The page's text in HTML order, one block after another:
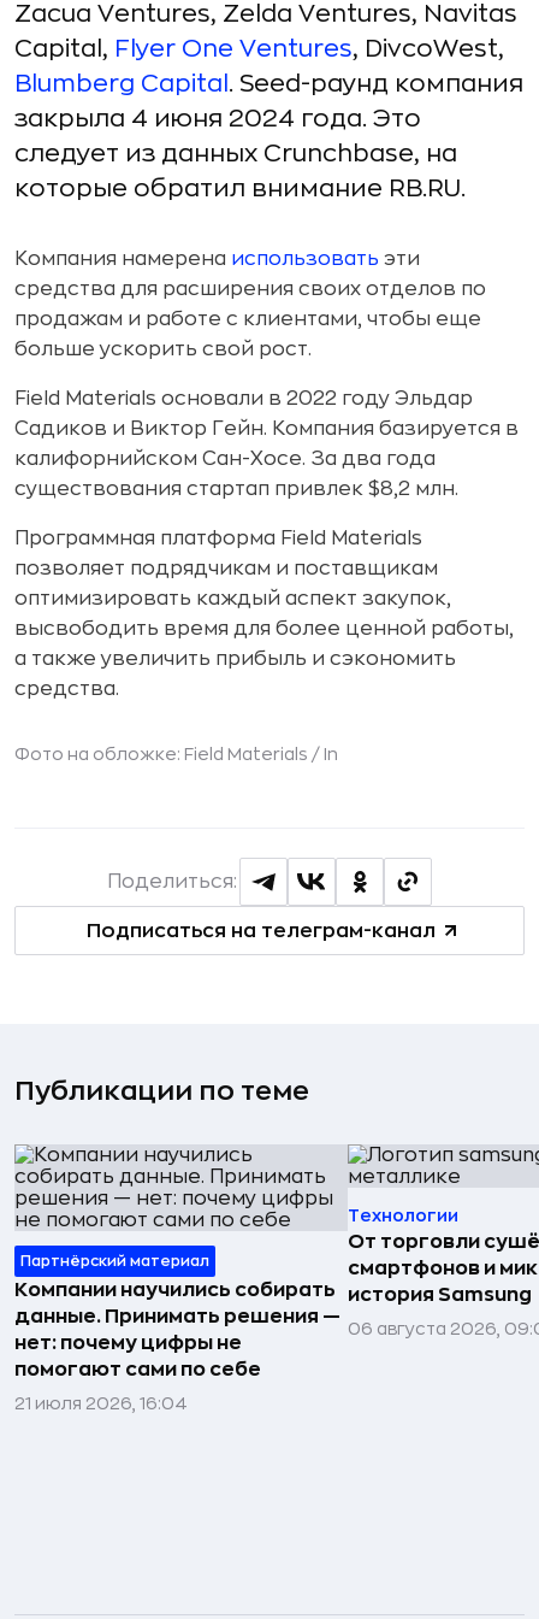
Zacua Ventures, Zelda Ventures, Navitas
Capital, Flyer One Ventures, DivcoWest,
Blumberg Capital . Seed-раунд компания
закрыла 4 июня 2024 года. Это
следует из данных Crunchbase, на
которые обратил внимание RB.RU.
Компания намерена использовать эти
средства для расширения своих отделов по
продажам и работе с клиентами, чтобы еще
больше ускорить свой рост.
Field Materials основали в 2022 году Эльдар
Садиков и Виктор Гейн. Компания базируется в
калифорнийском Сан-Хосе. За два года
существования стартап привлек $8,2 млн.
Программная платформа Field Materials
позволяет подрядчикам и поставщикам
оптимизировать каждый аспект закупок,
высвободить время для более ценной работы,
а также увеличить прибыль и сэкономить
средства.
Фото на обложке: Field Materials / In
Подписаться на телеграм-канал
Поделиться:
Публикации по теме
Партнёрский материал
Компании научились собирать
данные. Принимать решения —
нет: почему цифры не
помогают сами по себе
21 июля 2026, 16:04
Технологии
От торговли
смартфонов и
история Samsung
06 августа 2026,